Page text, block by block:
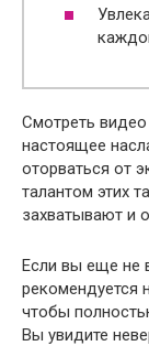
Смотреть
настоящее
оторваться от
талантом этих
захватывают и
Если вы еще не
рекомендуется
чтобы
Вы увидите